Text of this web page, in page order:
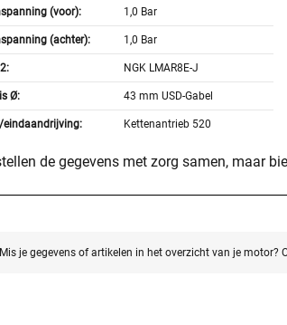
(voor): 1,0 Bar
(achter): 1,0 Bar
NGK LMAR8E-J
Ø: 43 mm USD-Gabel
eindaandrijving: Kettenantrieb 520
de gegevens met zorg samen, maar
Mis je gegevens of artikelen in het overzicht van je motor?